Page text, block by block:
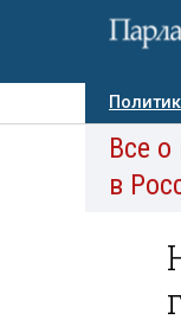
Авторы
Все о
в